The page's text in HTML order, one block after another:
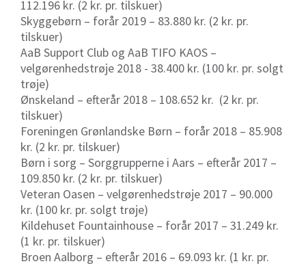
112.196 kr. (2 kr. pr. tilskuer)
Skyggebørn – forår 2019 – 83.880 kr. (2 kr. pr.
tilskuer)
AaB Support Club og AaB TIFO KAOS –
velgørenhedstrøje 2018 - 38.400 kr. (100 kr. pr. solgt
trøje)
Ønskeland – efterår 2018 – 108.652 kr. (2 kr. pr.
tilskuer)
Foreningen Grønlandske Børn – forår 2018 – 85.908
kr. (2 kr. pr. tilskuer)
Børn i sorg – Sorggrupperne i Aars – efterår 2017 –
109.850 kr. (2 kr. pr. tilskuer)
Veteran Oasen – velgørenhedstrøje 2017 – 90.000
kr. (100 kr. pr. solgt trøje)
Kildehuset Fountainhouse – forår 2017 – 31.249 kr.
(1 kr. pr. tilskuer)
Broen Aalborg – efterår 2016 – 69.093 kr. (1 kr. pr.